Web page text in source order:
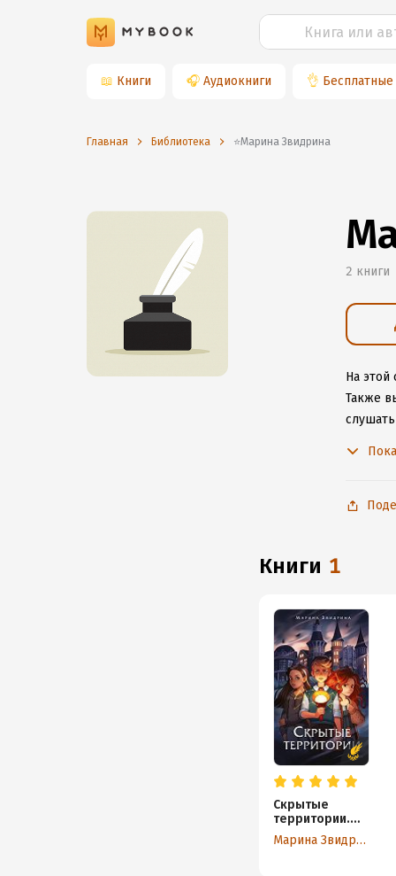
📖 Книги 🎧 Аудиокниги 👌 Бесплатные
Главная Библиотека ⭐️Марина Звидрина
2 книги
На этой
Также
книги 1
Скрытые
территории.
Том 1
Марина Звидрина